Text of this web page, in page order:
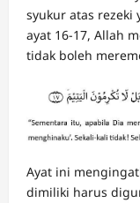
syukur atas rezeki
ayat 16-17, Allah
tidak boleh
Ayat ini
dimiliki harus